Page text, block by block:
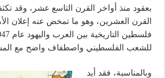
بعقود منذ أواخر القرن التاسع عشر، وقد
القرن العشرين، وهو ما تمخض عنه إعلان
للشعب الفلسطيني واصطفاف واضح مع
وبالمناسبة، فقد أيد